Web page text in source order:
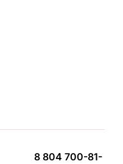
8 804 700-81-